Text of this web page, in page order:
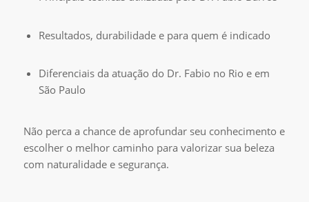
Resultados, durabilidade e para quem é indicado
Diferenciais da atuação do Dr. Fabio no Rio e em
São Paulo
Não perca a chance de aprofundar seu conhecimento e
escolher o melhor caminho para valorizar sua beleza
com naturalidade e segurança.